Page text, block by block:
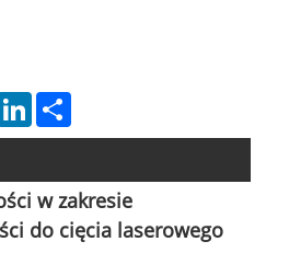
LinkedIn
w zakresie
do cięcia laserowego